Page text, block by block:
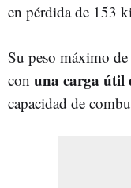
en pérdida de 153
Su peso máximo
con una carga útil
capacidad de